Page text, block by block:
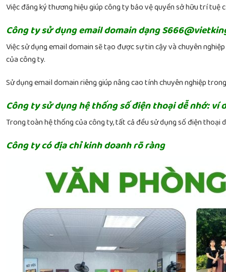
Việc đăng ký thương hiệu giúp công ty bảo vệ quyền sở hữu trí
Công ty sử dụng email domain dạng
Việc sử dụng email domain sẽ tạo được sự tin cậy và chuyên
của công ty.
Sử dụng email domain riêng giúp nâng cao tính chuyên nghiệp
Công ty sử dụng hệ thống số điện thoại dễ nhớ: ví
Trong toàn hệ thống của công ty, tất cả đều sử dụng số điện
Công ty có địa chỉ kinh doanh rõ ràng